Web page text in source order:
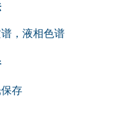
，液相色谱
存